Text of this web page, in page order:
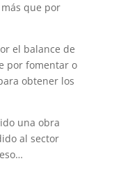
que por
el balance de
por fomentar o
obtener los
una obra
al sector